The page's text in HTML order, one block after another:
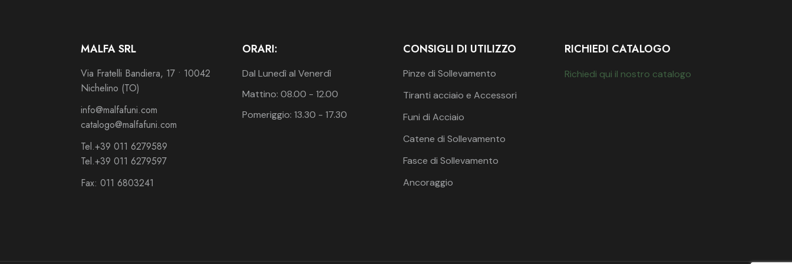
MALFA SRL
Via Fratelli Bandiera, 17 • 10042
Nichelino (TO)
info@malfafuni.com
catalogo@malfafuni.com
Tel.+39 011 6279589
Tel.+39 011 6279597
Fax: 011 6803241
ORARI:
Dal Lunedì al Venerdì
Mattino: 08.00 - 12.00
Pomeriggio: 13.30 - 17.30
CONSIGLI DI UTILIZZO
Pinze di Sollevamento
Tiranti acciaio e Accessori
Funi di Acciaio
Catene di Sollevamento
Fasce di Sollevamento
Ancoraggio
RICHIEDI CATALOGO
Richiedi qui il nostro catalogo